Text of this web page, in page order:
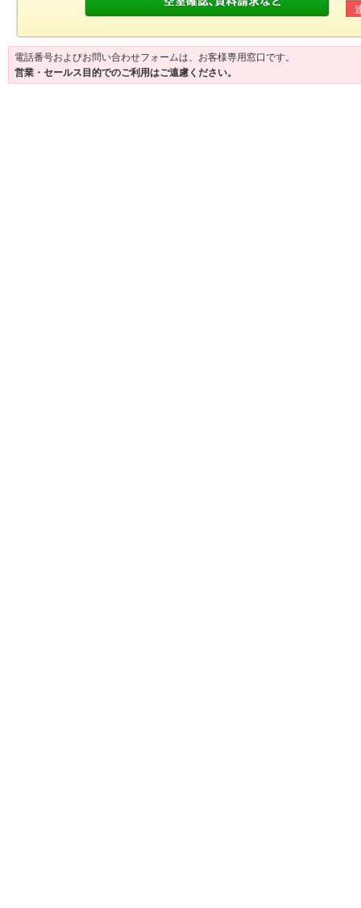
電話番号およびお問い合わせフォームは、お客様専用窓口です。
営業・セールス目的でのご利用はご遠慮ください。